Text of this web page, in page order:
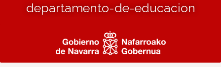
departamento-de-educacion